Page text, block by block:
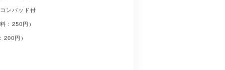
ンパッド付
：250円）
円）